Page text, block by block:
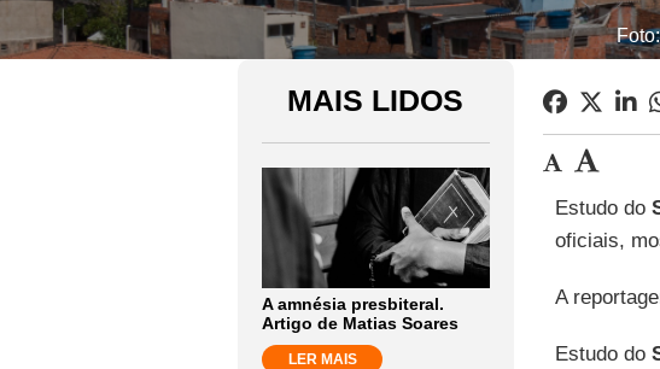
MAIS LIDOS
A amnésia presbiteral.
Artigo de Matias Soares
LER MAIS
Estudo do
oficiais,
A
Estudo do